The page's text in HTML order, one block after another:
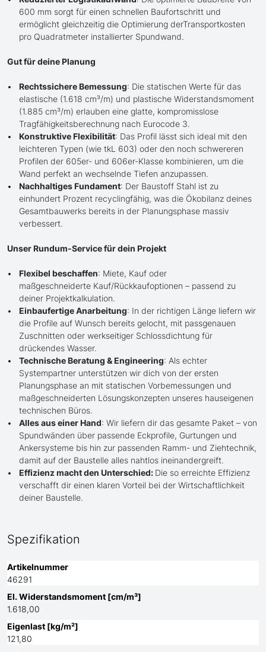
600 mm sorgt für einen schnellen Baufortschritt und
ermöglicht gleichzeitig die Optimierung derTransportkosten
pro Quadratmeter installierter Spundwand.
Gut für deine Planung
Rechtssichere Bemessung: Die statischen Werte für das
elastische (1.618 cm³/m) und plastische Widerstandsmoment
(1.885 cm³/m) erlauben eine glatte, kompromisslose
Tragfähigkeitsberechnung nach Eurocode 3.
Konstruktive Flexibilität: Das Profil lässt sich ideal mit den
leichteren Typen (wie tkL 603) oder den noch schwereren
Profilen der 605er- und 606er-Klasse kombinieren, um die
Wand perfekt an wechselnde Tiefen anzupassen.
Nachhaltiges Fundament: Der Baustoff Stahl ist zu
einhundert Prozent recyclingfähig, was die Ökobilanz deines
Gesamtbauwerks bereits in der Planungsphase massiv
verbessert.
Unser Rundum-Service für dein Projekt
Flexibel beschaffen: Miete, Kauf oder
maßgeschneiderte Kauf/Rückkaufoptionen – passend zu
deiner Projektkalkulation.
Einbaufertige Anarbeitung: In der richtigen Länge liefern wir
die Profile auf Wunsch bereits gelocht, mit passgenauen
Zuschnitten oder werkseitiger Schlossdichtung für
drückendes Wasser.
Technische Beratung & Engineering: Als echter
Systempartner unterstützen wir dich von der ersten
Planungsphase an mit statischen Vorbemessungen und
maßgeschneiderten Lösungskonzepten unseres hauseigenen
technischen Büros.
Alles aus einer Hand: Wir liefern dir das gesamte Paket – von
Spundwänden über passende Eckprofile, Gurtungen und
Ankersysteme bis hin zur passenden Ramm- und Ziehtechnik,
damit auf der Baustelle alles nahtlos ineinandergreift.
Effizienz macht den Unterschied: Die so erreichte Effizienz
verschafft dir einen klaren Vorteil bei der Wirtschaftlichkeit
deiner Baustelle.
Spezifikation
Artikelnummer
46291
El. Widerstandsmoment [cm/m³]
1.618,00
Eigenlast [kg/m²]
121,80